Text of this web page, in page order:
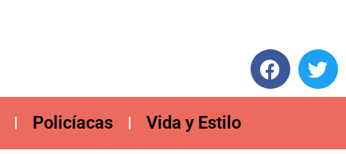
Policíacas Vida y Estilo